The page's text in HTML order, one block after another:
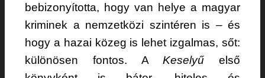
bebizonyította, hogy van helye a magyar
kriminek a nemzetközi szintéren is – és
hogy a hazai közeg is lehet izgalmas, sőt:
különösen fontos. AKeselyű első